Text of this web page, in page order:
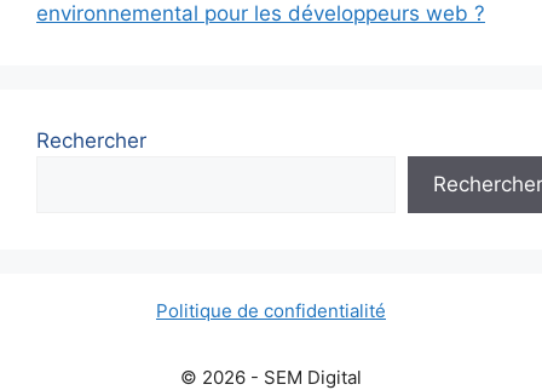
environnemental pour les développeurs web ?
Rechercher
Rechercher
Politique de confidentialité
© 2026 - SEM Digital